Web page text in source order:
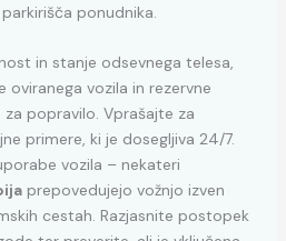
ponudnika.
in stanje odsevnega telesa,
oviranega vozila in rezervne
popravilo. Vprašajte za
primere, ki je dosegljiva 24/7.
vozila – nekateri
prepovedujejo vožnjo izven
cestah. Razjasnite postopek